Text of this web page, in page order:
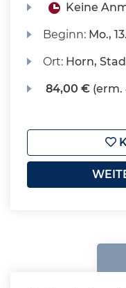
Keine
Beginn: Mo.,
Ort: Horn,
84,00 € (erm.